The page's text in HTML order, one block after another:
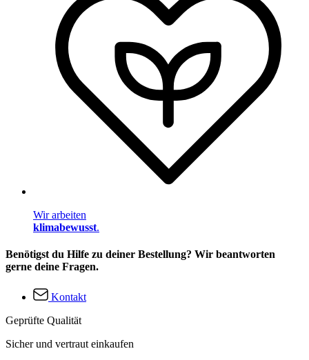
Wir arbeiten
klimabewusst.
Benötigst du Hilfe zu deiner Bestellung? Wir beantworten
gerne deine Fragen.
Kontakt
Geprüfte Qualität
Sicher und vertraut einkaufen